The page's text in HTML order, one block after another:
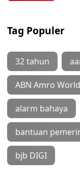
Tag Populer
32 tahun
ABN Amro
alarm bahaya
bantuan
bjb DIGI